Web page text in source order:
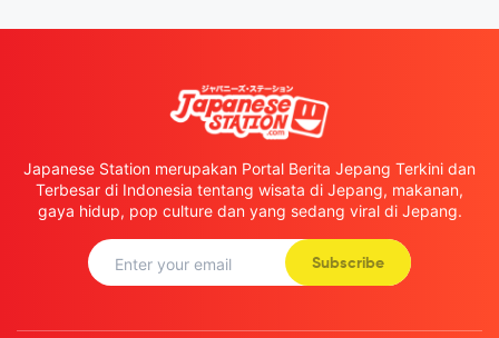
Japanese Station merupakan Portal Berita Jepang Terkini dan
Terbesar di Indonesia tentang wisata di Jepang, makanan,
gaya hidup, pop culture dan yang sedang viral di Jepang.
Subscribe